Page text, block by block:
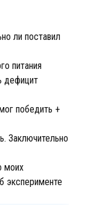
ли поставил
питания
дефицит
победить +
Заключительно
моих
эксперименте